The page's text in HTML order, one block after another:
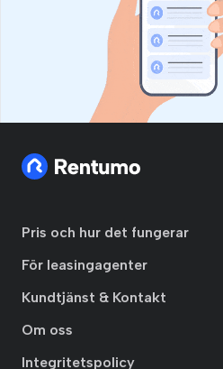
Pris och hur det fungerar
För leasingagenter
Kundtjänst & Kontakt
Om oss
Integritetspolicy